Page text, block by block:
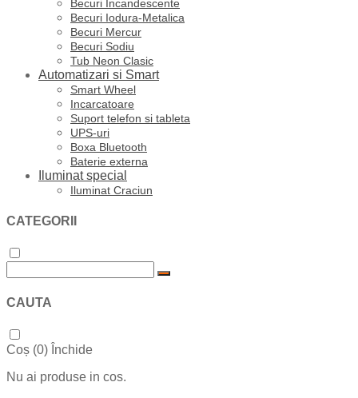
Becuri Incandescente
Becuri Iodura-Metalica
Becuri Mercur
Becuri Sodiu
Tub Neon Clasic
Automatizari si Smart
Smart Wheel
Incarcatoare
Suport telefon si tableta
UPS-uri
Boxa Bluetooth
Baterie externa
Iluminat special
Iluminat Craciun
CATEGORII
CAUTA
Coș (0) Închide
Nu ai produse in cos.